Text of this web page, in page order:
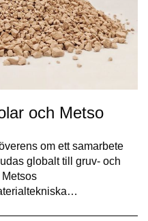
och Metso
om ett samarbete
globalt till gruv- och